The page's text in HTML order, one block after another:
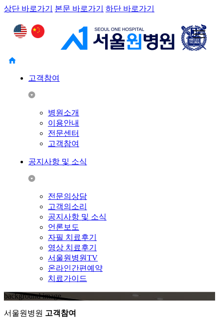
상단 바로가기 본문 바로가기 하단 바로가기
고객참여
병원소개
이용안내
전문센터
고객참여
공지사항 및 소식
전문의상담
고객의소리
공지사항 및 소식
언론보도
자필 치료후기
영상 치료후기
서울원병원TV
온라인간편예약
치료가이드
background image
서울원병원 고객참여